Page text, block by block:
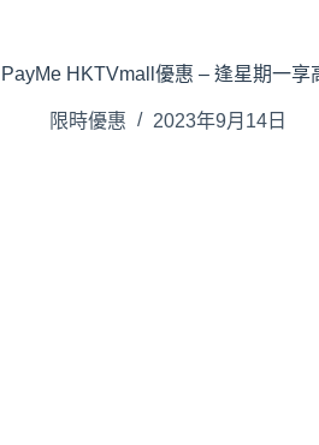
PayMe HKTVmall優惠 – 逢星期一享
限時優惠 2023年9月14日